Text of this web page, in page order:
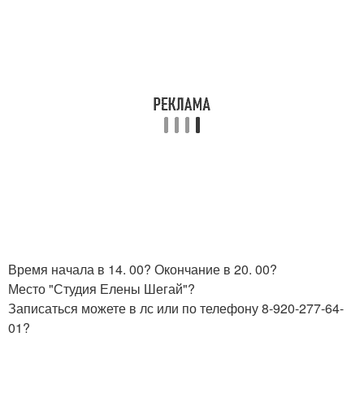
Время начала в 14. 00? Окончание в 20. 00?
Место "Студия Елены Шегай"?
Записаться можете в лс или по телефону 8-920-277-64-
01?